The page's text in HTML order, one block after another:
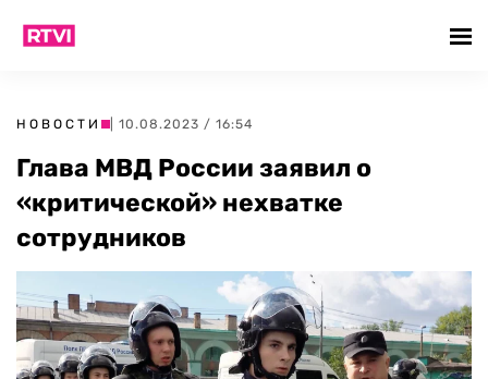
НОВОСТИ | 10.08.2023 / 16:54
Глава МВД России заявил о
«критической» нехватке
сотрудников